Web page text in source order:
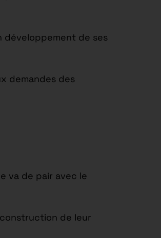
développement de ses
demandes des
va de pair avec le
de leur